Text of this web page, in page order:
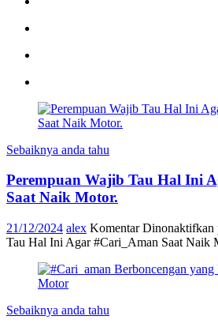
Sebaiknya anda tahu
Perempuan Wajib Tau Hal Ini
Saat Naik Motor.
21/12/2024 alex Komentar Dinonaktifkan
Tau Hal Ini Agar #Cari_Aman Saat Naik
Sebaiknya anda tahu